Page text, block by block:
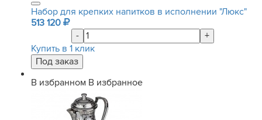
Набор для крепких напитков в исполнении "Люкс"
513 120
-
+
Купить в 1 клик
В избранном В избранное